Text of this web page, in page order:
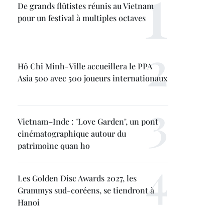
De grands flûtistes réunis au Vietnam
pour un festival à multiples octaves
Hô Chi Minh-Ville accueillera le PPA
Asia 500 avec 500 joueurs internationaux
Vietnam–Inde : "Love Garden", un pont
cinématographique autour du
patrimoine quan ho
Les Golden Disc Awards 2027, les
Grammys sud-coréens, se tiendront à
Hanoi